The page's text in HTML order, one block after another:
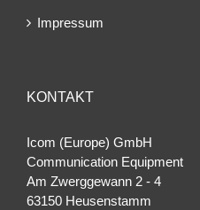
Impressum
KONTAKT
Icom (Europe) GmbH
Communication Equipment
Am Zwerggewann 2 ‐ 4
63150 Heusenstamm